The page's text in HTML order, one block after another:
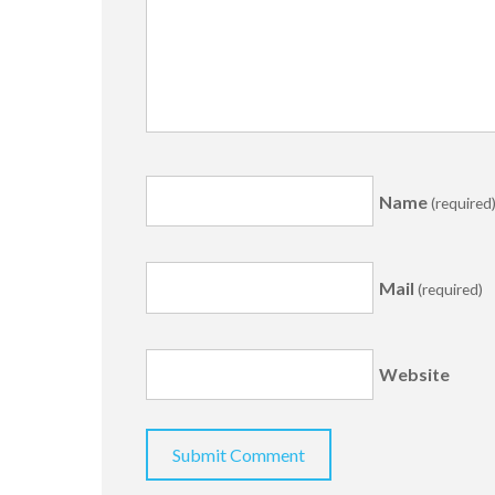
Name
Mail(required)
Website